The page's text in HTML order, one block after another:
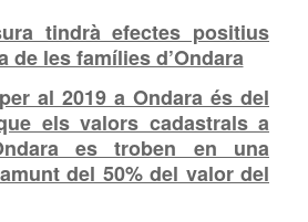
tindrà efectes positius
de les famílies d’Ondara
al 2019 a Ondara és del
els valors cadastrals a
es troben en una
del 50% del valor del